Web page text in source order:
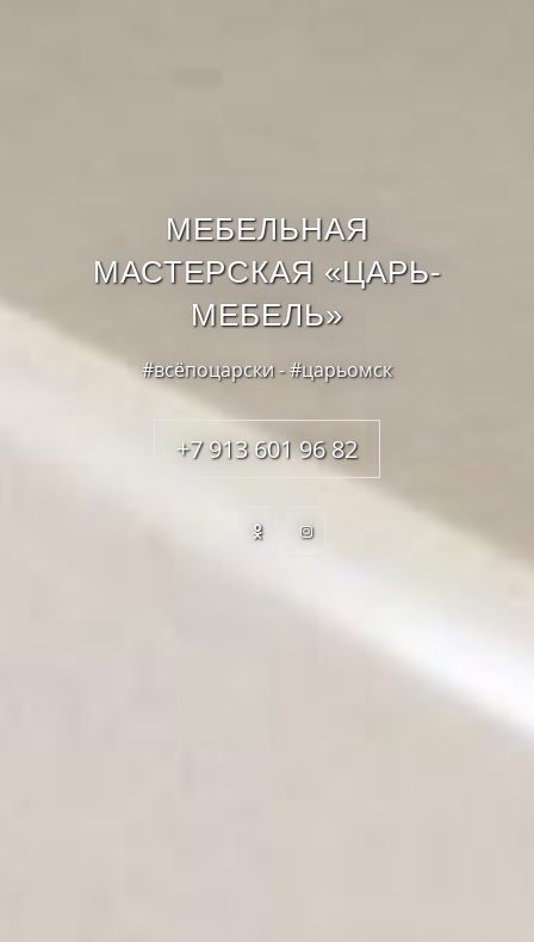
МЕБЕЛЬНАЯ
МАСТЕРСКАЯ «ЦАРЬ-
МЕБЕЛЬ»
#всёпоцарски - #царьомск
+7 913 601 96 82